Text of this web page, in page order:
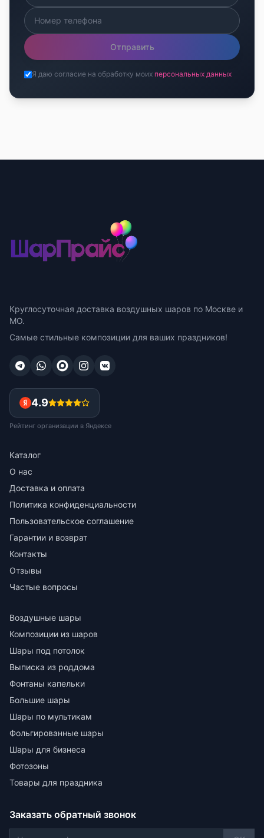
Отправить
Я даю согласие на обработку моих персональных данных
Круглосуточная доставка воздушных шаров по Москве и
МО.
Самые стильные композиции для ваших праздников!
4.9
Рейтинг организации в Яндексе
Каталог
О нас
Доставка и оплата
Политика конфиденциальности
Пользовательское соглашение
Гарантии и возврат
Контакты
Отзывы
Частые вопросы
Воздушные шары
Композиции из шаров
Шары под потолок
Выписка из роддома
Фонтаны капельки
Большие шары
Шары по мультикам
Фольгированные шары
Шары для бизнеса
Фотозоны
Товары для праздника
Заказать обратный звонок